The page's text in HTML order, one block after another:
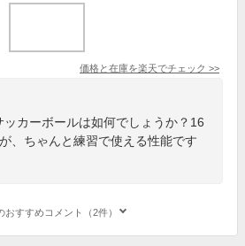
価格と在庫を楽天でチェック >>
ッカーボールは如何でしょうか？16
、ちゃんと練習で使える性能です
おすすめコメント（2件）